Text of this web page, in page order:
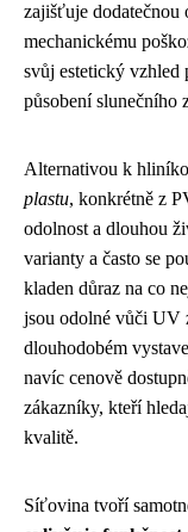
zajišťuje dodatečnou
mechanickému
svůj estetický vzhled
působení slunečního
Alternativou k
plastu, konkrétně z
odolnost a dlouhou
varianty a často se
kladen důraz na co
jsou odolné vůči UV
dlouhodobém
navíc cenově
zákazníky, kteří
kvalitě.
Síťovina tvoří